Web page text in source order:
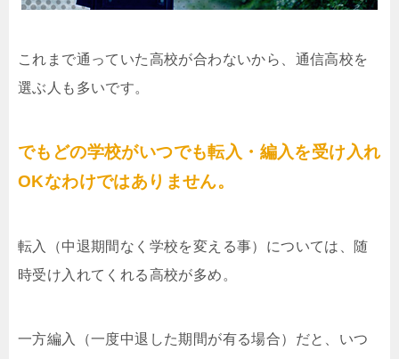
これまで通っていた高校が合わないから、通信高校を
選ぶ人も多いです。
でもどの学校がいつでも転入・編入を受け入れ
OKなわけではありません。
転入（中退期間なく学校を変える事）については、随
時受け入れてくれる高校が多め。
一方編入（一度中退した期間が有る場合）だと、いつ